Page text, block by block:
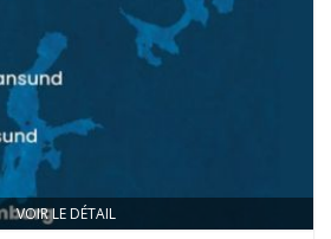
VOIR LE DÉTAIL